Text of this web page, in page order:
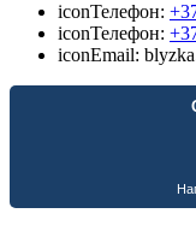
iconТелефон:
iconТелефон:
iconEmail: